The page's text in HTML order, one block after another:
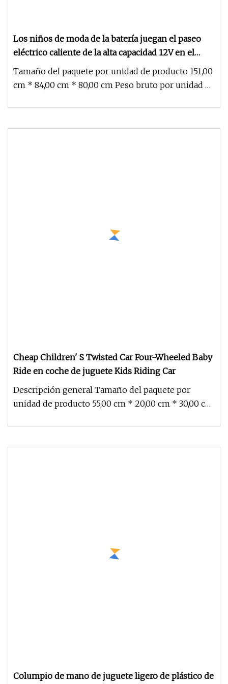
Los niños de moda de la batería juegan el paseo
eléctrico caliente de la alta capacidad 12V en el
coche
Tamaño del paquete por unidad de producto 151,00
cm * 84,00 cm * 80,00 cm Peso bruto por unidad de
Cheap Children' S Twisted Car Four-Wheeled Baby
Ride en coche de juguete Kids Riding Car
Descripción general Tamaño del paquete por
unidad de producto 55,00 cm * 20,00 cm * 30,00 cm
Columpio de mano de juguete ligero de plástico de